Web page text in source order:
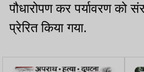
पौधारोपण कर पर्यावरण को
प्रेरित किया गया.